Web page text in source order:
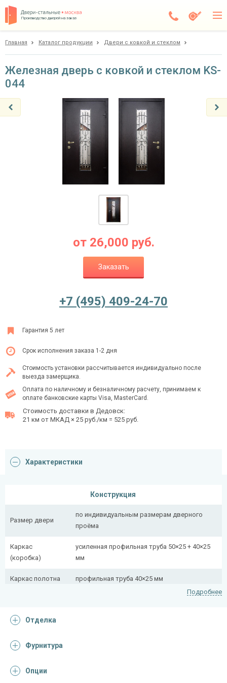
Производство дверей на заказ
Доставка
Установка
Покупателям
Ежедневно с 08:00 до 24:00
+7 (495) 409-24-70
Дедовск
Главная Каталог продукции Двери с ковкой и стеклом
Железная дверь с ковкой и стеклом KS-
044
от 26,000 руб.
Заказать
+7 (495) 409-24-70
Гарантия 5 лет
Срок исполнения заказа 1-2 дня
Стоимость установки рассчитывается индивидуально после
выезда замерщика.
Оплата по наличному и безналичному расчету, принимаем к
оплате банковские карты Visa, MasterCard.
Стоимость доставки в Дедовск:
21 км от МКАД × 25 руб./км = 525 руб.
Характеристики
Конструкция
Размер двери
по индивидуальным размерам дверного
проёма
Каркас
(коробка)
усиленная профильная труба 50×25 + 40×25
мм
Каркас полотна профильная труба 40×25 мм
Притворная
Ребра жесткости
Подробнее
Отделка
Фурнитура
Опции